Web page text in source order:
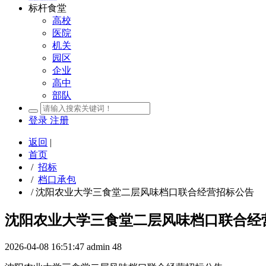
标杆食堂
高校
医院
机关
园区
企业
高中
部队
登录 注册
返回 |
首页
/ 招标
/ 档口承包
/沈阳农业大学三食堂二层风味档口联合经营招标公告
沈阳农业大学三食堂二层风味档口联合经
2026-04-08 16:51:47 admin 48